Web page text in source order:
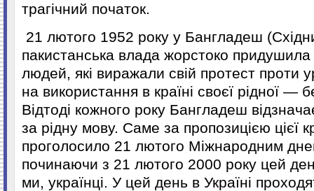
трагічний початок.
21 лютого 1952 року у Бангладеш
пакистанська влада жорстоко
людей, які виражали свій протест проти
на використання в країні своєї рідної —
Відтоді кожного року Бангладеш
за рідну мову. Саме за пропозицією
проголосило 21 лютого Міжнародним
починаючи з 21 лютого 2000 року цей
ми, українці. У цей день в Україні